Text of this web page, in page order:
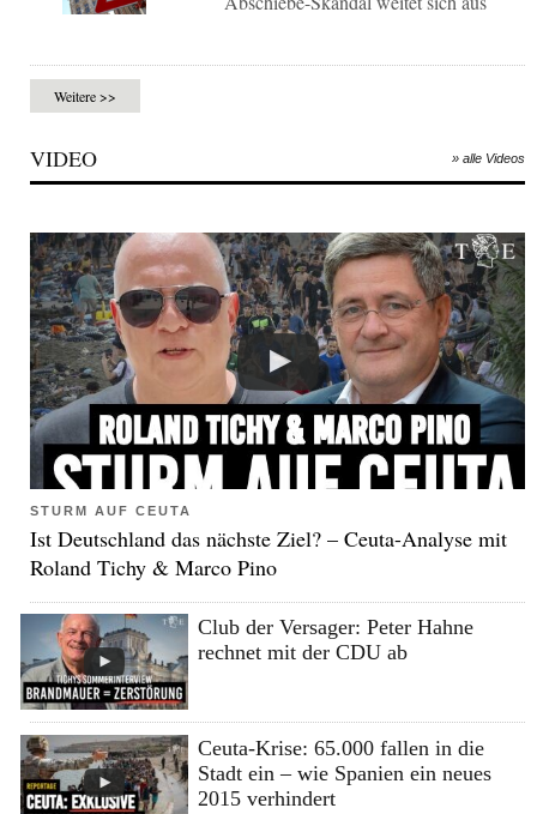
Weitere >>
VIDEO » alle Videos
STURM AUF CEUTA
Ist Deutschland das nächste Ziel? – Ceuta-Analyse mit
Roland Tichy & Marco Pino
Club der Versager: Peter Hahne
rechnet mit der CDU ab
Ceuta-Krise: 65.000 fallen in die
Stadt ein – wie Spanien ein neues
2015 verhindert